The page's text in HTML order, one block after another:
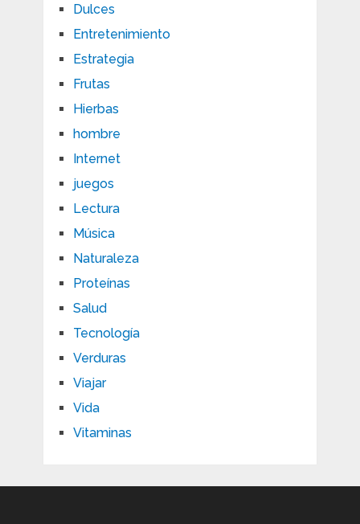
Dulces
Entretenimiento
Estrategia
Frutas
Hierbas
hombre
Internet
juegos
Lectura
Música
Naturaleza
Proteínas
Salud
Tecnología
Verduras
Viajar
Vida
Vitaminas